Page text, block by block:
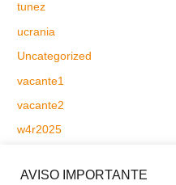
tunez
ucrania
Uncategorized
vacante1
vacante2
w4r2025
AVISO IMPORTANTE